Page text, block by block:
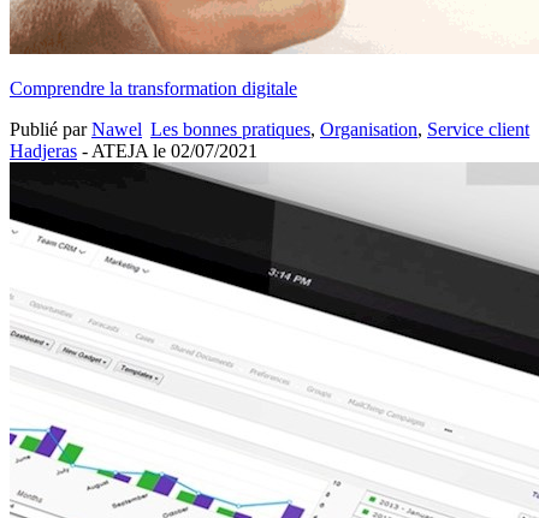
Comprendre la transformation digitale
Les bonnes pratiques, Organisation, Service client
Publié parNawel
Hadjeras - ATEJA le 02/07/2021